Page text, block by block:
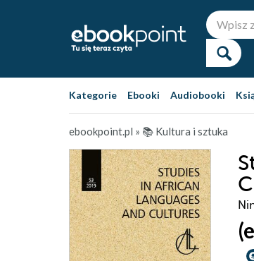
Kategorie Ebooki Audiobooki
ebookpoint.pl » 📚 Kultura i sztuka